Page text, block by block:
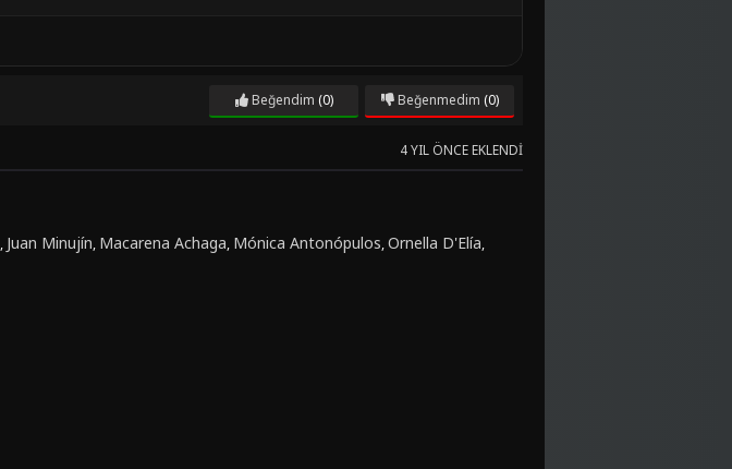
Beğendim (0) Beğenmedim (0)
4 YIL ÖNCE EKLENDI
, Juan Minujín, Macarena Achaga, Mónica Antonópulos,Ornella D'Elía,